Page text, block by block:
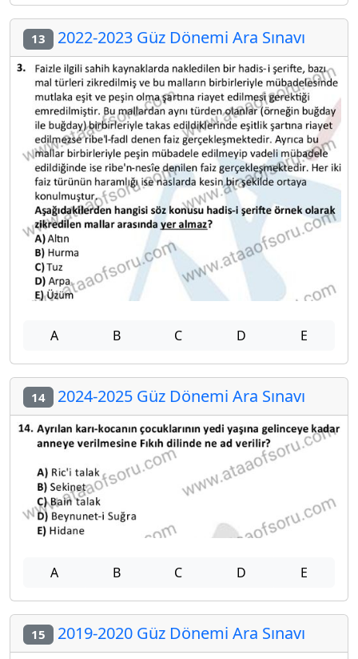
13 2022-2023 Güz Dönemi Ara Sınavı
A B C D E
14 2024-2025 Güz Dönemi Ara Sınavı
A B C D E
15 2019-2020 Güz Dönemi Ara Sınavı